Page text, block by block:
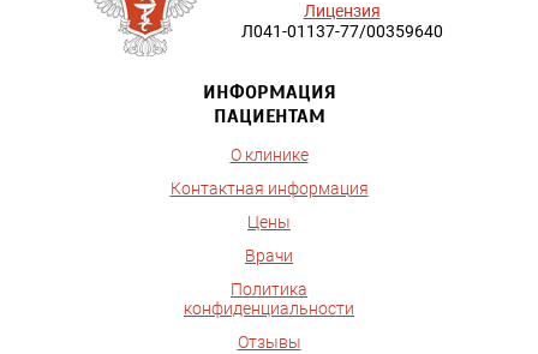
Лицензия
Л041-01137-77/00359640
ИНФОРМАЦИЯ
ПАЦИЕНТАМ
О клинике
Контактная информация
Цены
Врачи
Политика
конфиденциальности
Отзывы